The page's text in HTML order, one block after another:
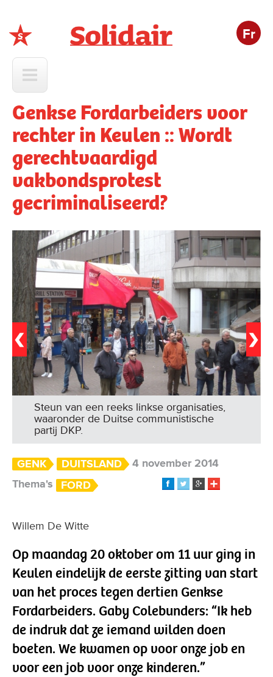
Fr
Genkse Fordarbeiders voor
rechter in Keulen :: Wordt
gerechtvaardigd
vakbondsprotest
gecriminaliseerd?
Steun van een reeks linkse organisaties,
waaronder de Duitse communistische
partij DKP.
GENK DUITSLAND
4 november 2014
Thema's
FORD
Willem De Witte
Op maandag 20 oktober om 11 uur ging in
Keulen eindelijk de eerste zitting van start
van het proces tegen dertien Genkse
Fordarbeiders. Gaby Colebunders: “Ik heb
de indruk dat ze iemand wilden doen
boeten. We kwamen op voor onze job en
voor een job voor onze kinderen.”